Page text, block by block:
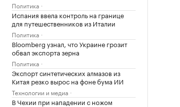
Политика
Испания ввела контроль на границе
для путешественников из Италии
Политика
Bloomberg узнал, что Украине грозит
обвал экспорта зерна
Политика
Экспорт синтетических алмазов из
Китая резко вырос на фоне бума ИИ
Технологии и медиа
В Чехии при нападении с ножом